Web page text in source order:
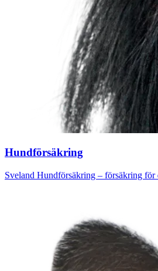
Hund­försäkring
Sveland Hundförsäkring – försäkring för